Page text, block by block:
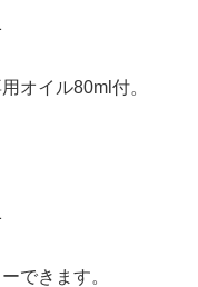
オイル80ml付。
できます。